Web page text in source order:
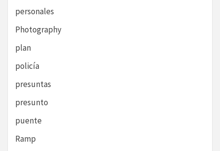
personales
Photography
plan
policía
presuntas
presunto
puente
Ramp